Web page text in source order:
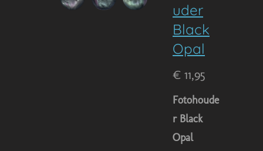
uder
Black
Opal
€ 11,95
Fotohoude
r Black
Opal